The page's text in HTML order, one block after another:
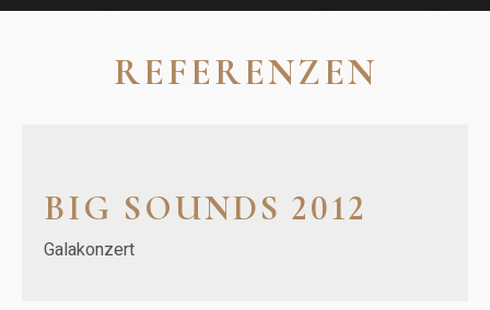
REFERENZEN
BIG SOUNDS 2012
Galakonzert